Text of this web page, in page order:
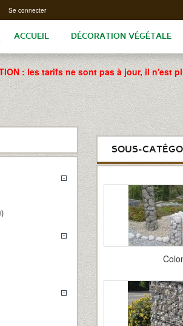
Se connecter
ACCUEIL DÉCORATION VÉGÉTALE
: les tarifs ne sont pas à jour, il
SOUS-